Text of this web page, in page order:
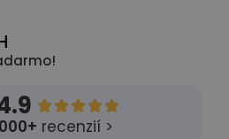

recenzií >